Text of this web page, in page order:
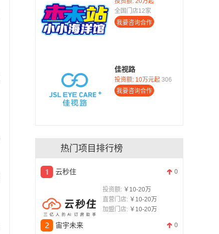
全国门店12家
佳视路
投资额: 10万元起 306
热门项目排行榜
云秒住 0
投资额: ￥10-20万
直营门店: ￥10-20万
加盟门店: ￥10-20万
宙宇未来 0